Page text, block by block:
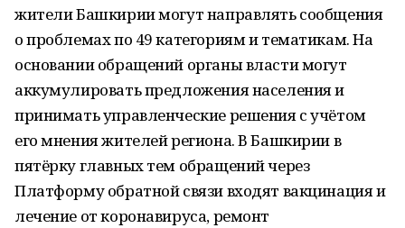
жители Башкирии могут направлять сообщения
о проблемах по 49 категориям и тематикам. На
основании обращений органы власти могут
аккумулировать предложения населения и
принимать управленческие решения с учётом
его мнения жителей региона. В Башкирии в
пятёрку главных тем обращений через
Платформу обратной связи входят вакцинация и
лечение от коронавируса, ремонт